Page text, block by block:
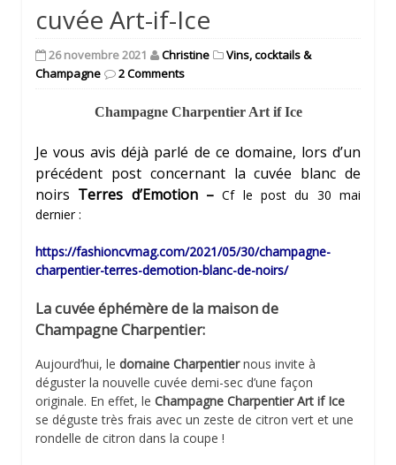
cuvée Art-if-Ice
26 novembre 2021 Christine
Vins, cocktails &
Champagne
2 Comments
Champagne Charpentier Art if Ice
Je vous avis déjà parlé de ce domaine, lors d’un
précédent post concernant la cuvée blanc de
noirs Terres d’Emotion –Cf le post du 30 mai
dernier :
https://fashioncvmag.com/2021/05/30/champagne-
charpentier-terres-demotion-blanc-de-noirs/
La cuvée éphémère de la maison de
Champagne Charpentier:
Aujourd’hui, le domaine Charpentiernous invite à
déguster la nouvelle cuvée demi-sec d’une façon
originale. En effet, le Champagne Charpentier Art if Ice
se déguste très frais avec un zeste de citron vert et une
rondelle de citron dans la coupe !